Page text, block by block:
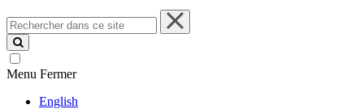
Rechercher
dans
ce
site
Menu Fermer
English